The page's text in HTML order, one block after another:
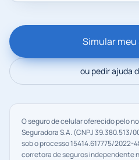
Simular
ou pedir ajuda
O seguro de celular oferecido pelo
Seguradora S.A. (CNPJ 39.380.513/
sob o processo 15414.617775/
corretora de seguros independente